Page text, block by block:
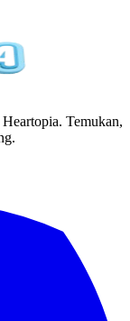
Temukan,